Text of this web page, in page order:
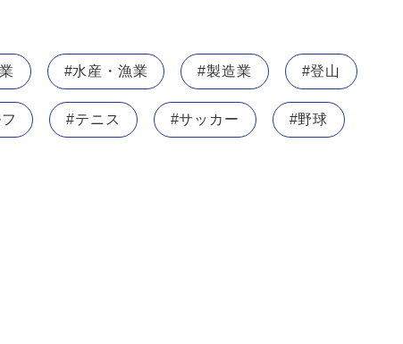
#水産・漁業 #製造業 #登山
#テニス #サッカー #野球